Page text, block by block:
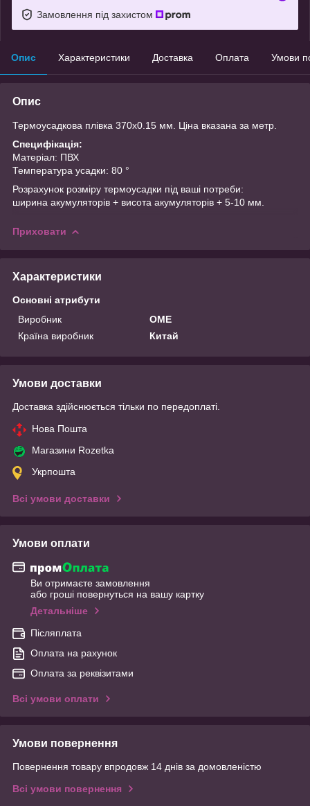
Замовлення під захистом
Опис Характеристики Доставка Оплата Умови
Опис
Термоусадкова плівка 370х0.15 мм. Ціна вказана за метр.
Специфікація:
Матеріал: ПВХ
Температура усадки: 80 °
Розрахунок розміру термоусадки під ваші потреби:
ширина акумуляторів + висота акумуляторів + 5-10 мм.
Приховати
Характеристики
Основні атрибути
Виробник
OME
Країна виробник
Китай
Умови доставки
Доставка здійснюється тільки по передоплаті.
Нова Пошта
Магазини Rozetka
Укрпошта
Всі умови доставки
Умови оплати
Ви отримаєте замовлення
або гроші повернуться на вашу картку
Детальніше
Післяплата
Оплата на рахунок
Оплата за реквізитами
Всі умови оплати
Умови повернення
Повернення товару впродовж 14 днів за домовленістю
Всі умови повернення